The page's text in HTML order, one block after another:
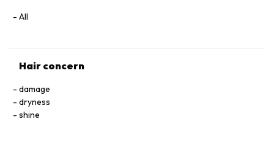
FRAGRANCE
All
Hair concern
damage
dryness
shine